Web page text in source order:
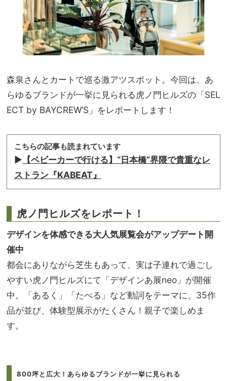
森泉さんとカートで巡る激アツスポット。今回は、あ
らゆるブランドが一挙に見られる虎ノ門ヒルズの「SEL
ECT by BAYCREW’S」をレポートします！
こちらの記事も読まれています
▶︎ 【ベビーカーで行ける】“日本橋”界隈で貴重なレ
ストラン『KABEAT』
虎ノ門ヒルズをレポート！
デザインを体感できる大人気展覧会がアップデート開
催中
都会にありながら芝生もあって、実は子連れで過ごし
やすい虎ノ門ヒルズにて「デザインあ展neo」が開催
中。「あるく」「たべる」など動詞をテーマに、35作
品が並び、体験型展示がたくさん！親子で楽しめま
す。
800坪と広大！あらゆるブランドが一挙に見られる